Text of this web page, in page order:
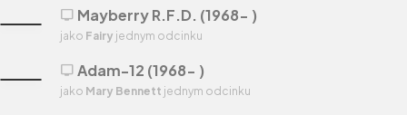
tv Mayberry R.F.D. (1968- )
jako Fairy jednym odcinku
tv Adam-12 (1968- )
jako Mary Bennett jednym odcinku